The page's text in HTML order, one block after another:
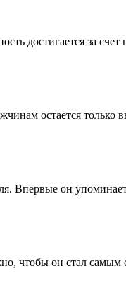
достигается за счет
остается только
Впервые он
чтобы он стал